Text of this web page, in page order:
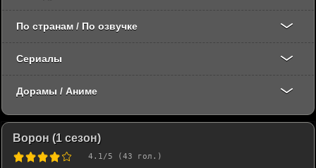
Ворон (1 сезон)
4.1/5 (43 гол.)
По странам / По озвучке
Сериалы
Дорамы / Аниме